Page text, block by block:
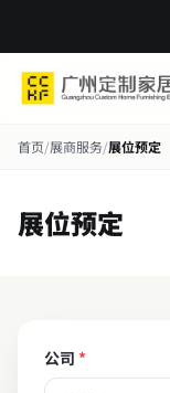
首页/展商服务/展位预定
展位预定
公司